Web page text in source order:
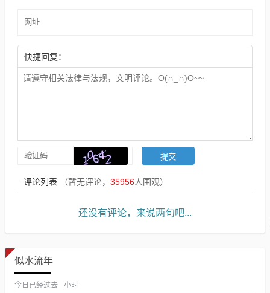
快捷回复：
评论列表 （暂无评论， 35956人围观）
还没有评论，来说两句吧...
似水流年
今日已经过去 小时